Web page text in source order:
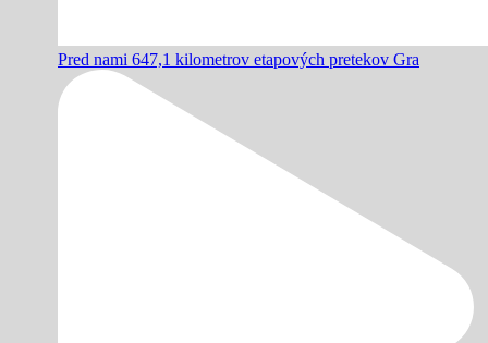
Pred nami 647,1 kilometrov etapových pretekov Gra